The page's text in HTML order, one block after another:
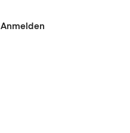
Anmelden